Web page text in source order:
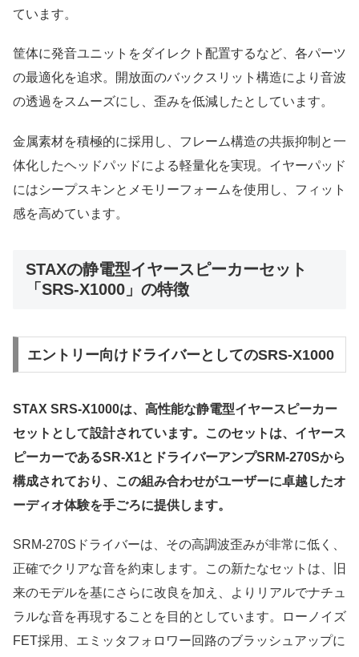
ています。
筐体に発音ユニットをダイレクト配置するなど、各パーツ
の最適化を追求。開放面のバックスリット構造により音波
の透過をスムーズにし、歪みを低減したとしています。
金属素材を積極的に採用し、フレーム構造の共振抑制と一
体化したヘッドパッドによる軽量化を実現。イヤーパッド
にはシープスキンとメモリーフォームを使用し、フィット
感を高めています。
STAXの静電型イヤースピーカーセット
「SRS-X1000」の特徴
エントリー向けドライバーとしてのSRS-X1000
STAX SRS-X1000は、高性能な静電型イヤースピーカー
セットとして設計されています。このセットは、イヤース
ピーカーであるSR-X1とドライバーアンプSRM-270Sから
構成されており、この組み合わせがユーザーに卓越したオ
ーディオ体験を手ごろに提供します。
SRM-270Sドライバーは、その高調波歪みが非常に低く、
正確でクリアな音を約束します。この新たなセットは、旧
来のモデルを基にさらに改良を加え、よりリアルでナチュ
ラルな音を再現することを目的としています。ローノイズ
FET採用、エミッタフォロワー回路のブラッシュアップに